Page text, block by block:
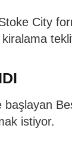
City
istiyor.